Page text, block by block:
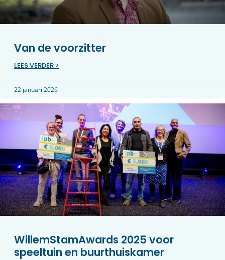
Van de voorzitter
LEES VERDER >
22 januari 2026
WillemStamAwards 2025 voor
speeltuin en buurthuiskamer